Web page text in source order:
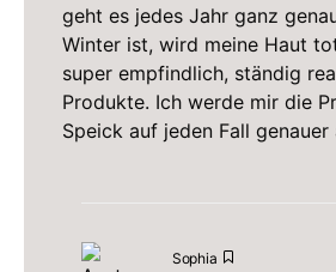
geht es jedes Jahr ganz
Winter ist, wird meine Haut
super empfindlich, ständig
Produkte. Ich werde mir die
Speick auf jeden Fall genauer
Sophia